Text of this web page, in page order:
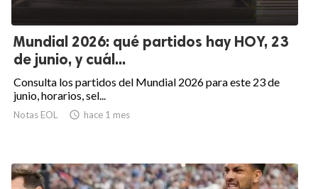
Mundial 2026: qué partidos hay HOY, 23
de junio, y cuál...
Consulta los partidos del Mundial 2026 para este 23 de
junio, horarios, sel...
Notas EOL  hace 1 mes